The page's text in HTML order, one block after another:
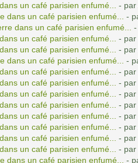
un café parisien enfumé...
- par
dans un café parisien enfumé...
-
dans un café parisien enfumé...
un café parisien enfumé...
- par
un café parisien enfumé...
- par
dans un café parisien enfumé...
-
un café parisien enfumé...
- par
un café parisien enfumé...
- par
un café parisien enfumé...
- par
un café parisien enfumé...
- par
un café parisien enfumé...
- par
un café parisien enfumé...
- par
un café parisien enfumé...
- par
un café parisien enfumé...
- par
dans un café parisien enfumé...
-